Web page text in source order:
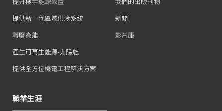
提供新一代區域供冷系統
轉廢為能
產生可再生能源-太陽能
提供全方位機電工程解決方案
新聞
影片庫
職業生涯